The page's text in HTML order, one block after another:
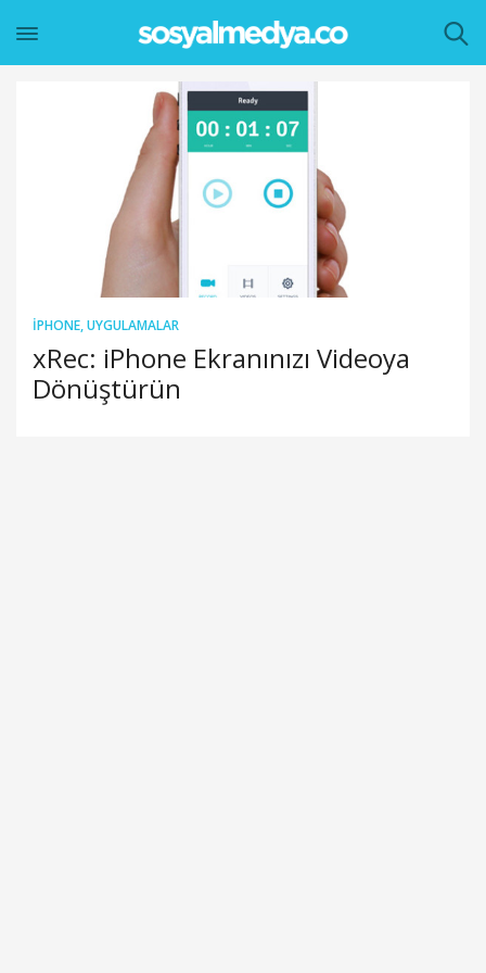
IPHONE,UYGULAMALAR
xRec: iPhone Ekranınızı Videoya
Dönüştürün